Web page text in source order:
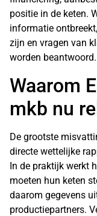
positie in de keten.
informatie
zijn en vragen van
worden beantwoord.
Waarom
mkb nu
De grootste
directe wettelijke
In de praktijk werkt
moeten hun keten
daarom gegevens
productiepartners.